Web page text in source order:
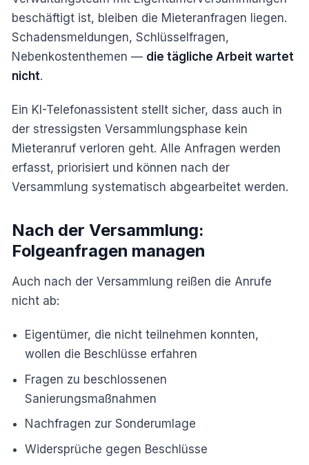
beschäftigt ist, bleiben die Mieteranfragen liegen.
Schadensmeldungen, Schlüsselfragen,
Nebenkostenthemen — die tägliche Arbeit wartet
nicht.
Ein KI-Telefonassistent stellt sicher, dass auch in
der stressigsten Versammlungsphase kein
Mieteranruf verloren geht. Alle Anfragen werden
erfasst, priorisiert und können nach der
Versammlung systematisch abgearbeitet werden.
Nach der Versammlung:
Folgeanfragen managen
Auch nach der Versammlung reißen die Anrufe
nicht ab:
Eigentümer, die nicht teilnehmen konnten,
wollen die Beschlüsse erfahren
Fragen zu beschlossenen
Sanierungsmaßnahmen
Nachfragen zur Sonderumlage
Widersprüche gegen Beschlüsse